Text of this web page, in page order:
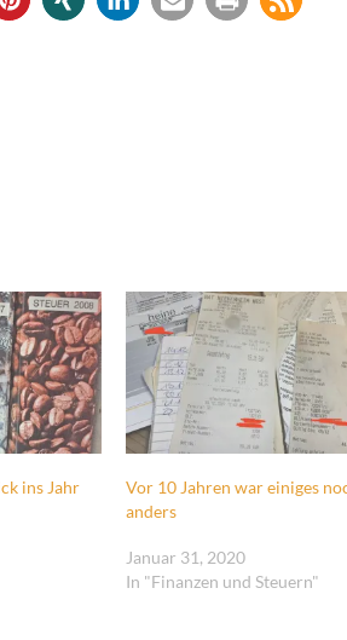
ins Jahr
Vor 10 Jahren war einiges
anders
Januar 31, 2020
In "Finanzen und Steuern"